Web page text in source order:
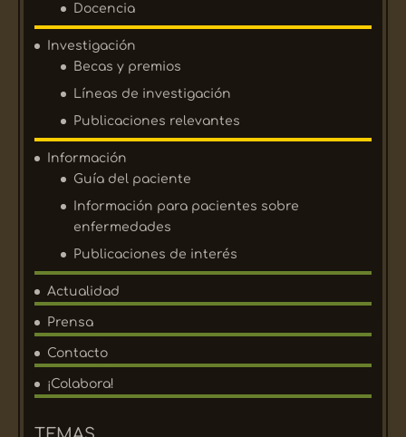
Docencia
Investigación
Becas y premios
Líneas de investigación
Publicaciones relevantes
Información
Guía del paciente
Información para pacientes sobre
enfermedades
Publicaciones de interés
Actualidad
Prensa
Contacto
¡Colabora!